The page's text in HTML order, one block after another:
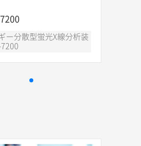
ー分散型蛍光X線分析装
7200